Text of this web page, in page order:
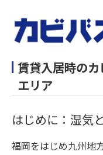
賃貸入居時の
エリア
はじめに：湿気
福岡をはじめ九州地